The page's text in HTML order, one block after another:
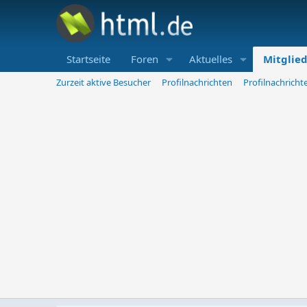
Startseite Foren Aktuelles
Zurzeit aktive Besucher Profilnachrichten